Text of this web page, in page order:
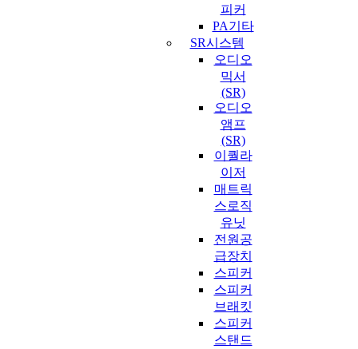
피커
PA기타
SR시스템
오디오
믹서
(SR)
오디오
앰프
(SR)
이퀄라
이저
매트릭
스로직
유닛
전원공
급장치
스피커
스피커
브래킷
스피커
스탠드